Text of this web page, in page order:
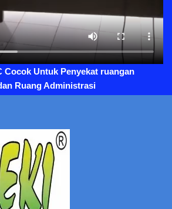
Cocok Untuk Penyekat ruangan
Ruang Administrasi